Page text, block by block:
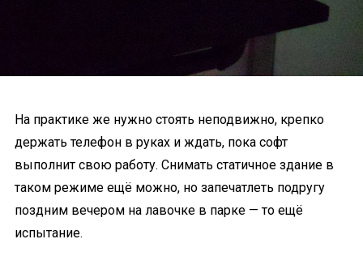
На практике же нужно стоять неподвижно, крепко
держать телефон в руках и ждать, пока софт
выполнит свою работу. Снимать статичное здание в
таком режиме ещё можно, но запечатлеть подругу
поздним вечером на лавочке в парке — то ещё
испытание.